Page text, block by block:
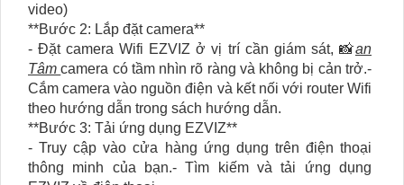
video)
**Bước 2: Lắp đặt camera**
- Đặt camera Wifi EZVIZ ở vị trí cần giám sát, 📸an
Tâmcamera có tầm nhìn rõ ràng và không bị cản trở.-
Cắm camera vào nguồn điện và kết nối với router Wifi
theo hướng dẫn trong sách hướng dẫn.
**Bước 3: Tải ứng dụng EZVIZ**
- Truy cập vào cửa hàng ứng dụng trên điện thoại
thông minh của bạn.- Tìm kiếm và tải ứng dụng